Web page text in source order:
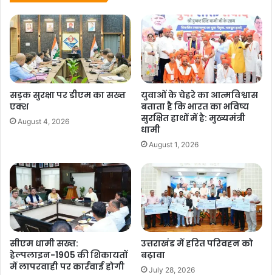
सड़क सुरक्षा पर डीएम का सख्त
एक्श
August 4, 2026
युवाओं के चेहरे का आत्मविश्वास
बताता है कि भारत का भविष्य
सुरक्षित हाथों में है: मुख्यमंत्री
धामी
August 1, 2026
सीएम धामी सख्त:
हेल्पलाइन-1905 की शिकायतों
में लापरवाही पर कार्रवाई होगी
उत्तराखंड में हरित परिवहन को
बढ़ावा
July 28, 2026